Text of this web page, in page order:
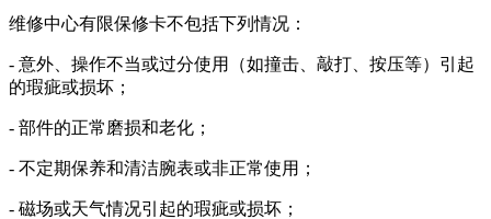
维修中心有限保修卡不包括下列情况：
- 意外、操作不当或过分使用（如撞击、敲打、按压等）引起
的瑕疵或损坏；
- 部件的正常磨损和老化；
- 不定期保养和清洁腕表或非正常使用；
- 磁场或天气情况引起的瑕疵或损坏；